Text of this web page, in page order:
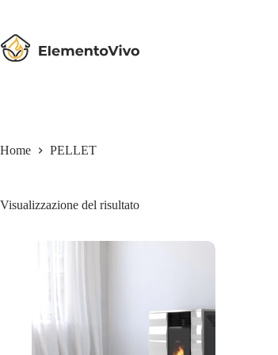
contenuto
Home PELLET
Visualizzazione del risultato